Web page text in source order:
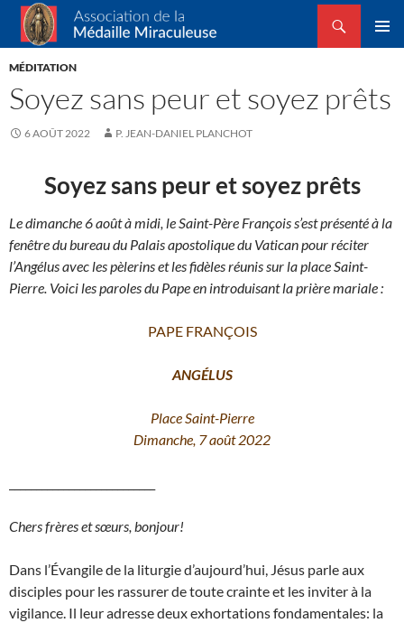
Association de la Médaille Miraculeuse
Recherche
ALLER
AU
MÉDITATION
Soyez sans peur et soyez prêts
6 AOÛT 2022 P. JEAN-DANIEL PLANCHOT
Soyez sans peur et soyez prêts
Le dimanche 6 août à midi, le Saint-Père François s’est présenté à la
fenêtre du bureau du Palais apostolique du Vatican pour réciter
l’Angélus avec les pèlerins et les fidèles réunis sur la place Saint-
Pierre. Voici les paroles du Pape en introduisant la prière mariale :
PAPE FRANÇOIS
ANGÉLUS
Place Saint-Pierre
Dimanche, 7 août 2022
Chers frères et sœurs, bonjour!
Dans l’Évangile de la liturgie d’aujourd’hui, Jésus parle aux
disciples pour les rassurer de toute crainte et les inviter à la
vigilance. Il leur adresse deux exhortations fondamentales: la